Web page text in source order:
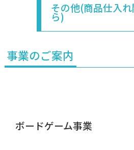
その他(商品仕入
ら)
事業のご案内
ボードゲーム事業